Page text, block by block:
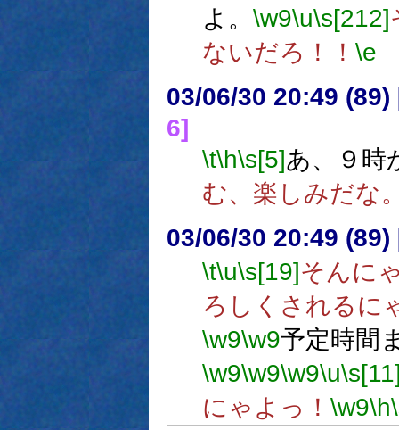
よ。 \w9\u\s[212]
ないだろ！！ \e
03/06/30 20:49 (89)
6]
\t\h\s[5]あ、９時
む、楽しみだな
03/06/30 20:49 (89)
\t\u\s[19]そんに
ろしくされるに
\w9\w9予定時間
\w9\w9\w9\u
にゃよっ！ \w9\h